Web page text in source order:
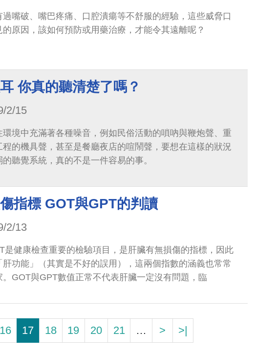
過嘴破、嘴巴疼痛、口腔潰瘍等不舒服的經驗，這些威脅口
的原因，該如何預防或用藥治療，才能令其遠離呢？
你真的聽清楚了嗎？
2/15
環境中充滿著各種噪音，例如民俗活動的嗩吶與鞭炮聲、重
程的機具聲，甚至是餐廳夜店的喧鬧聲，要想在這樣的狀況
聽覺系統，真的不是一件容易的事。
指標 GOT與GPT的判讀
2/13
是健康檢查重要的檢驗項目，是肝臟有無損傷的指標，因此
肝功能」（其實是不好的誤用），這兩個指數的涵義也常常
。GOT與GPT數值正常不代表肝臟一定沒有問題，臨
16 17 18 19 20 21 … > >|